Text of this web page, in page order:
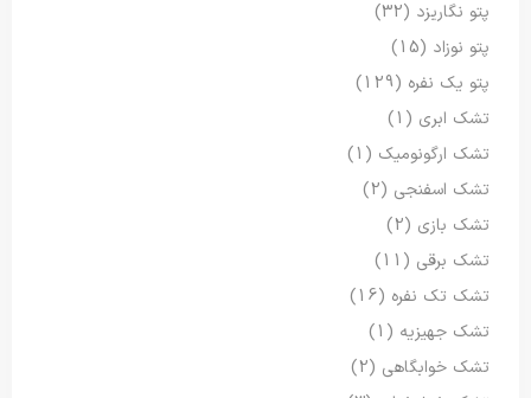
پتو نگاریزد (32)
پتو نوزاد (15)
پتو یک نفره (129)
تشک ابری (1)
تشک ارگونومیک (1)
تشک اسفنجی (2)
تشک بازی (2)
تشک برقی (11)
تشک تک نفره (16)
تشک جهیزیه (1)
تشک خوابگاهی (2)